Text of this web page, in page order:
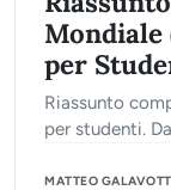
Mondiale
per
Riassunto
per studenti.
MATTEO